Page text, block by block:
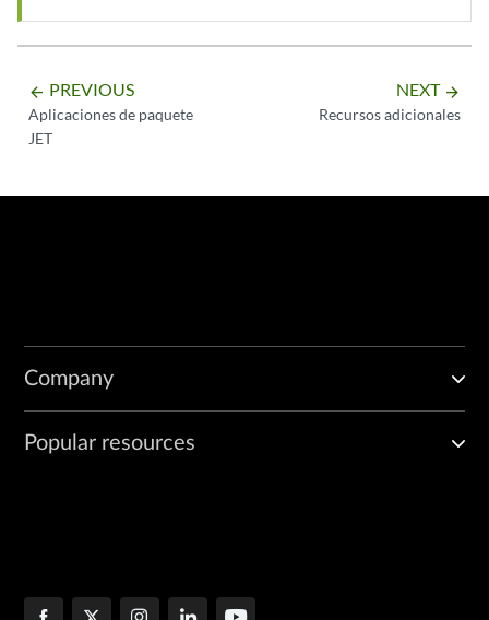
arrow_backward PREVIOUS
Aplicaciones de paquete
JET
NEXT arrow_forward
Recursos adicionales
Company
Popular resources